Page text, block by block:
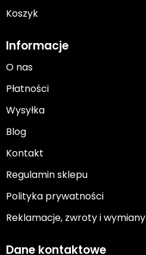
Koszyk
Informacje
O nas
Płatności
Wysyłka
Blog
Kontakt
Regulamin sklepu
Polityka prywatności
Reklamacje, zwroty i wymiany
Dane kontaktowe